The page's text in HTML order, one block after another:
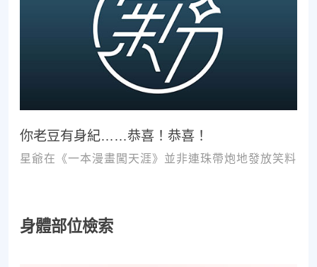
你老豆有身紀……恭喜！恭喜！
星爺在《一本漫畫闖天涯》並非連珠帶炮地發放笑料
身體部位檢索